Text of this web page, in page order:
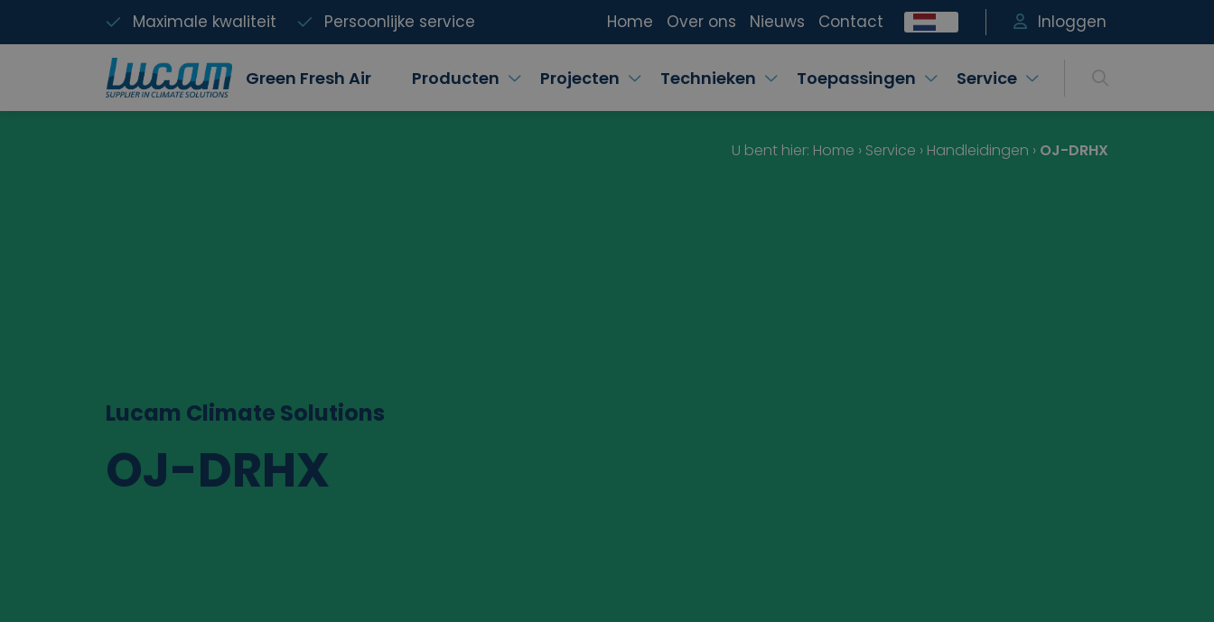
Maximale kwaliteit Persoonlijke service Home Over ons Nieuws Contact Inloggen
Green Fresh Air Producten Projecten Technieken Toepassingen Service
Lucam Climate Solutions
OJ-DRHX
U bent hier: Home › Service › Handleidingen › OJ-DRHX